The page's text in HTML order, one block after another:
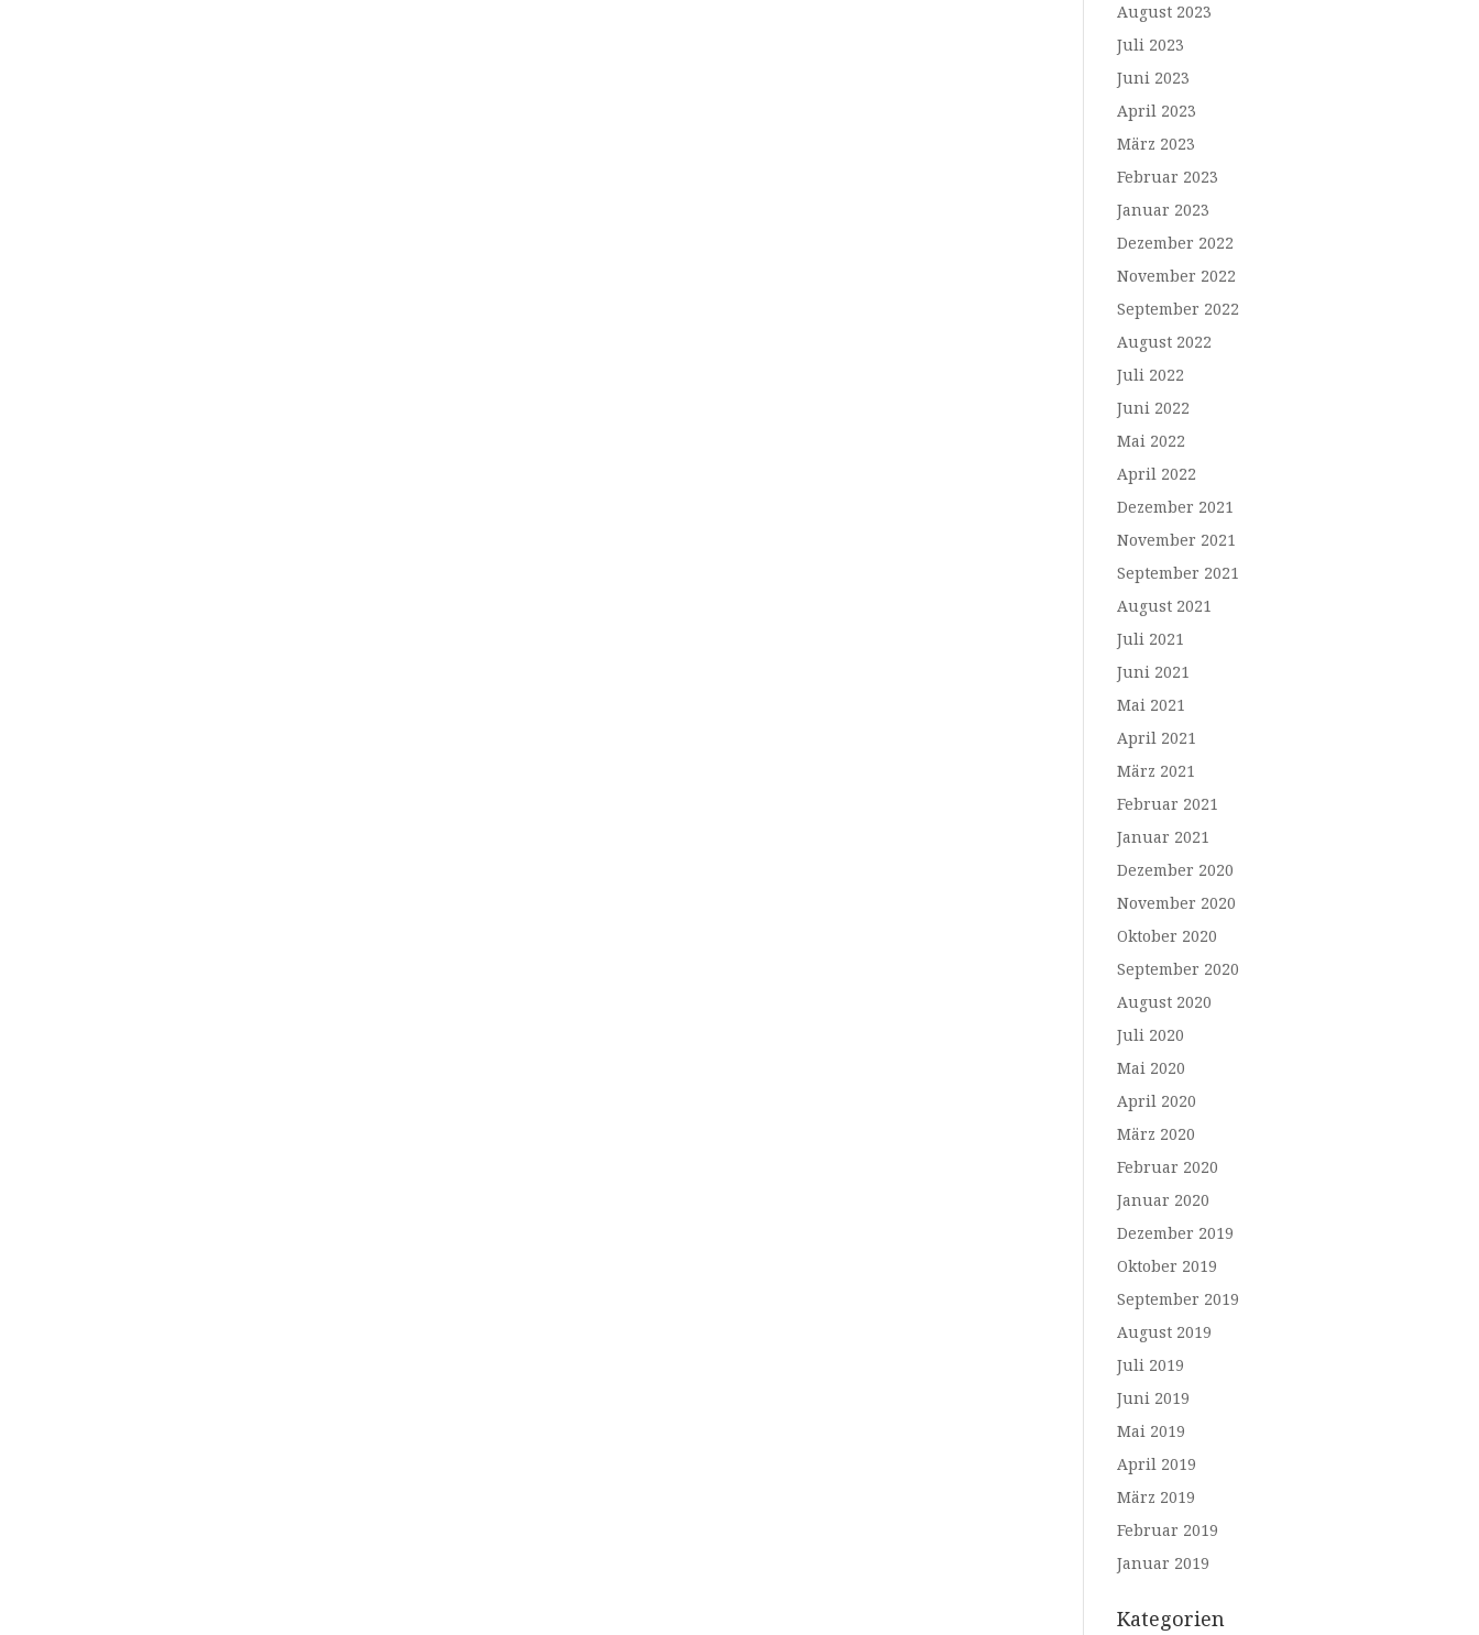
August 2023
Juli 2023
Juni 2023
April 2023
März 2023
Februar 2023
Januar 2023
Dezember 2022
November 2022
September 2022
August 2022
Juli 2022
Juni 2022
Mai 2022
April 2022
Dezember 2021
November 2021
September 2021
August 2021
Juli 2021
Juni 2021
Mai 2021
April 2021
März 2021
Februar 2021
Januar 2021
Dezember 2020
November 2020
Oktober 2020
September 2020
August 2020
Juli 2020
Mai 2020
April 2020
März 2020
Februar 2020
Januar 2020
Dezember 2019
Oktober 2019
September 2019
August 2019
Juli 2019
Juni 2019
Mai 2019
April 2019
März 2019
Februar 2019
Januar 2019
Kategorien